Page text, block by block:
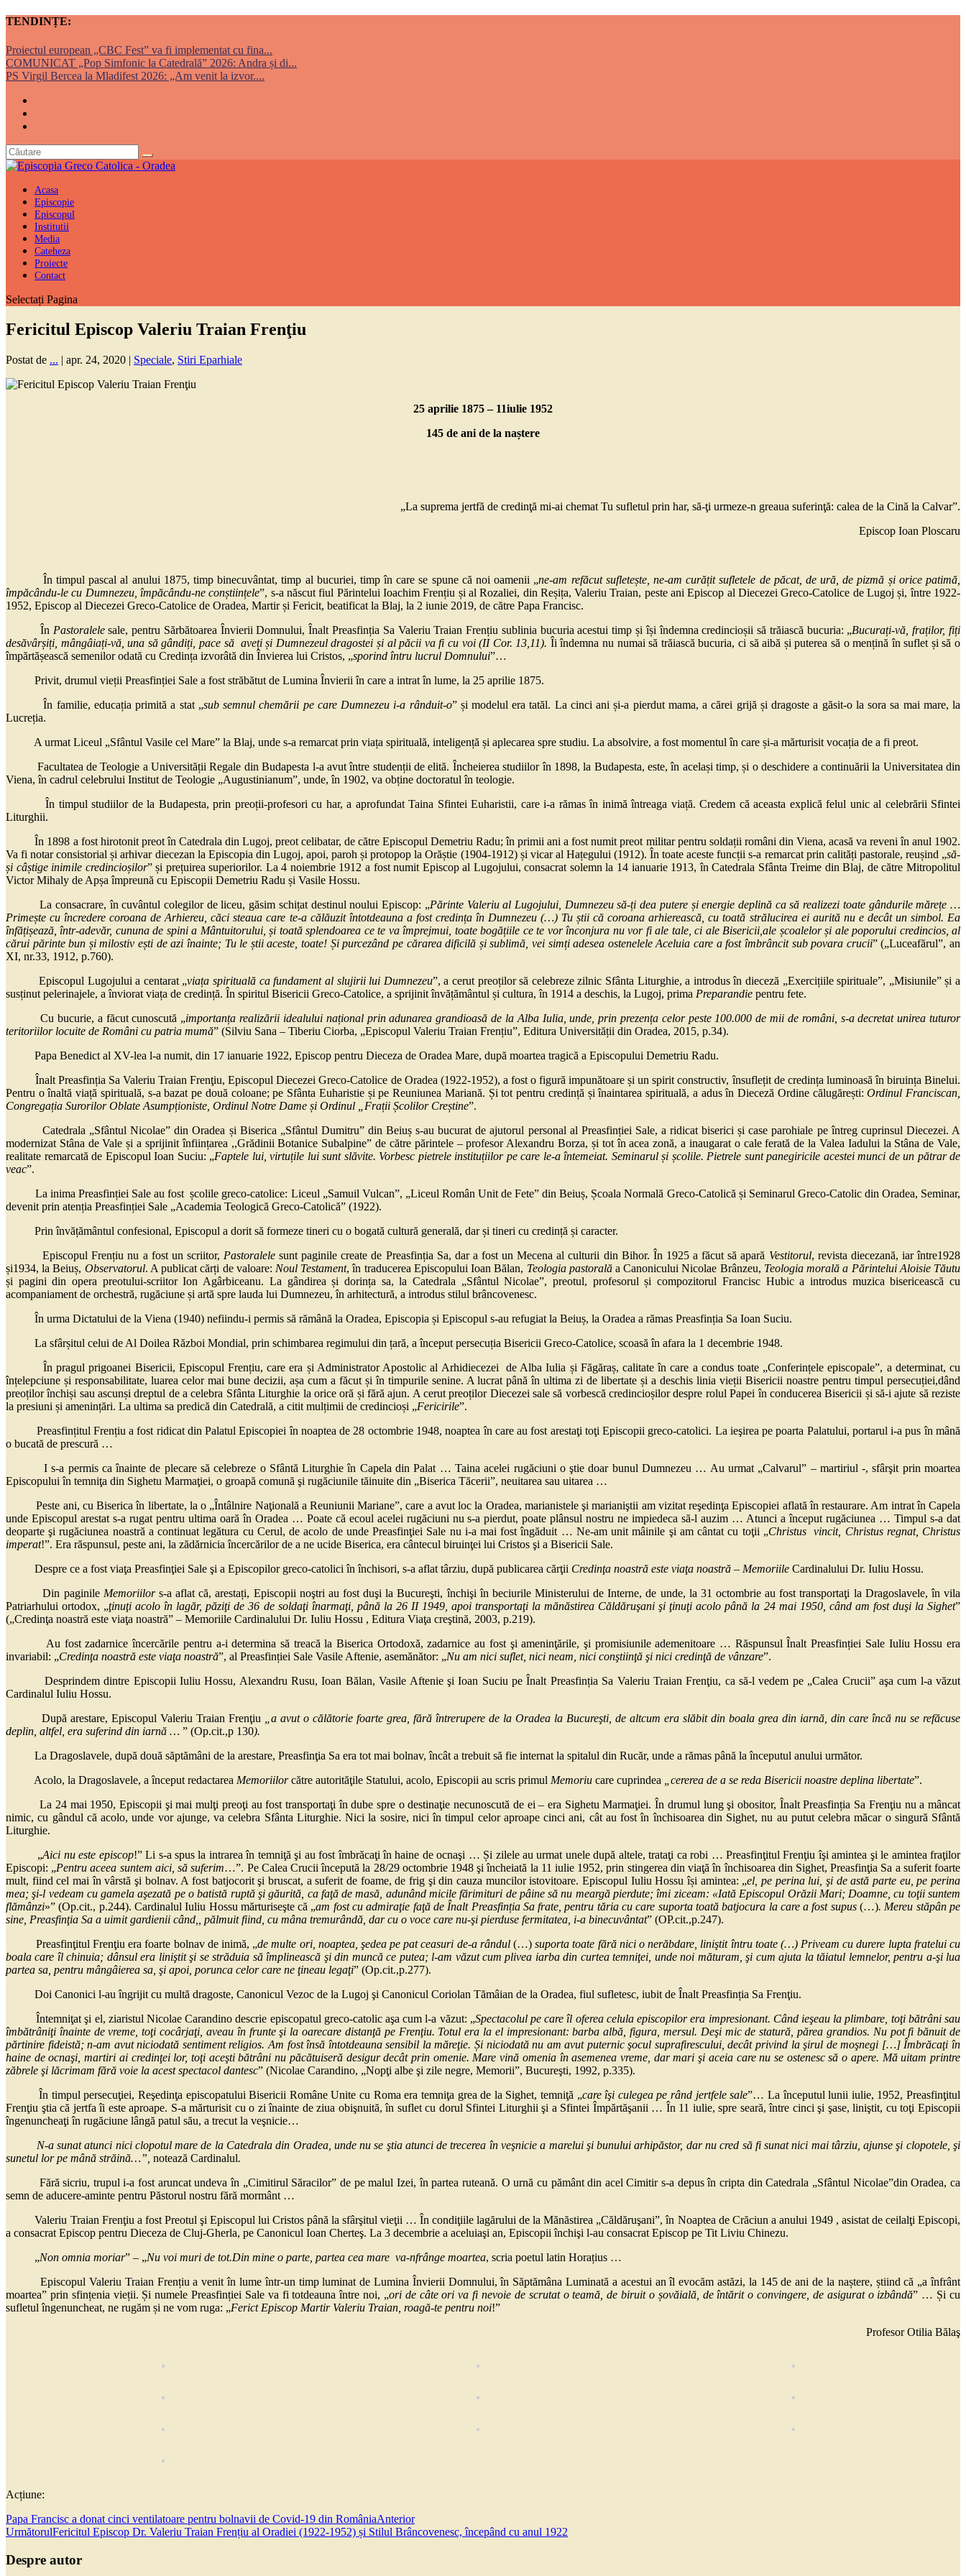
TENDINȚE:
Proiectul european „CBC Fest” va fi implementat cu fina...
COMUNICAT „Pop Simfonic la Catedrală” 2026: Andra și di...
PS Virgil Bercea la Mladifest 2026: „Am venit la izvor....
Acasa
Episcopie
Episcopul
Institutii
Media
Cateheza
Proiecte
Contact
Selectați Pagina
Fericitul Episcop Valeriu Traian Frenţiu
Postat de ... | apr. 24, 2020 | Speciale, Stiri Eparhiale
25 aprilie 1875 – 11iulie 1952
145 de ani de la naștere
„La suprema jertfă de credinţă mi-ai chemat Tu sufletul prin har, să-ţi urmeze-n greaua suferinţă: calea de la Cină la Calvar”.
Episcop Ioan Ploscaru
În timpul pascal al anului 1875, timp binecuvântat, timp al bucuriei, timp în care se spune că noi oamenii „ne-am refăcut sufletește, ne-am curățit sufletele de păcat, de ură, de pizmă și orice patimă,
împăcându-le cu Dumnezeu, împăcându-ne conștiințele”, s-a născut fiul Părintelui Ioachim Frențiu și al Rozaliei, din Reșița, Valeriu Traian, peste ani Episcop al Diecezei Greco-Catolice de Lugoj și, între 1922-
1952, Episcop al Diecezei Greco-Catolice de Oradea, Martir și Fericit, beatificat la Blaj, la 2 iunie 2019, de către Papa Francisc.
În Pastoralelesale, pentru Sărbătoarea Învierii Domnului, Înalt Preasfinția Sa Valeriu Traian Frențiu sublinia bucuria acestui timp și își îndemna credincioșii să trăiască bucuria: „Bucurați-vă, fraților, fiți
desăvârșiți, mângâiați-vă, una să gândiți, pace să aveți și Dumnezeul dragostei și al păcii va fi cu voi (II Cor. 13,11). Îi îndemna nu numai să trăiască bucuria, ci să aibă și puterea să o mențină în suflet și să o
împărtășească semenilor odată cu Credința izvorâtă din Învierea lui Cristos, „sporind întru lucrul Domnului”…
Privit, drumul vieții Preasfinției Sale a fost străbătut de Lumina Învierii în care a intrat în lume, la 25 aprilie 1875.
În familie, educația primită a stat „sub semnul chemării pe care Dumnezeu i-a rânduit-o” și modelul era tatăl. La cinci ani și-a pierdut mama, a cărei grijă și dragoste a găsit-o la sora sa mai mare, la
Lucreția.
A urmat Liceul „Sfântul Vasile cel Mare” la Blaj, unde s-a remarcat prin viața spirituală, inteligență și aplecarea spre studiu. La absolvire, a fost momentul în care și-a mărturisit vocația de a fi preot.
Facultatea de Teologie a Universității Regale din Budapesta l-a avut între studenții de elită. Încheierea studiilor în 1898, la Budapesta, este, în același timp, și o deschidere a continuării la Universitatea din
Viena, în cadrul celebrului Institut de Teologie „Augustinianum”, unde, în 1902, va obține doctoratul în teologie.
În timpul studiilor de la Budapesta, prin preoții-profesori cu har, a aprofundat Taina Sfintei Euharistii, care i-a rămas în inimă întreaga viață. Credem că aceasta explică felul unic al celebrării Sfintei
Liturghii.
În 1898 a fost hirotonit preot în Catedrala din Lugoj, preot celibatar, de către Episcopul Demetriu Radu; în primii ani a fost numit preot militar pentru soldații români din Viena, acasă va reveni în anul 1902.
Va fi notar consistorial și arhivar diecezan la Episcopia din Lugoj, apoi, paroh și protopop la Orăștie (1904-1912) și vicar al Hațegului (1912). În toate aceste funcții s-a remarcat prin calități pastorale, reușind „să-
și câștige inimile credincioșilor” și prețuirea superiorilor. La 4 noiembrie 1912 a fost numit Episcop al Lugojului, consacrat solemn la 14 ianuarie 1913, în Catedrala Sfânta Treime din Blaj, de către Mitropolitul
Victor Mihaly de Apșa împreună cu Episcopii Demetriu Radu și Vasile Hossu.
La consacrare, în cuvântul colegilor de liceu, găsim schițat destinul noului Episcop: „Părinte Valeriu al Lugojului, Dumnezeu să-ți dea putere și energie deplină ca să realizezi toate gândurile mărețe …
Primește cu încredere coroana de Arhiereu, căci steaua care te-a călăuzit întotdeauna a fost credința în Dumnezeu (…) Tu știi că coroana arhierească, cu toată strălucirea ei aurită nu e decât un simbol. Ea
înfățișează, într-adevăr, cununa de spini a Mântuitorului, și toată splendoarea ce te va împrejmui, toate bogățiile ce te vor înconjura nu vor fi ale tale, ci ale Bisericii,ale școalelor și ale poporului credincios, al
cărui părinte bun și milostiv ești de azi înainte; Tu le știi aceste, toate! Și purcezând pe cărarea dificilă și sublimă, vei simți adesea ostenelele Aceluia care a fost îmbrâncit sub povara crucii” („Luceafărul”, an
XI, nr.33, 1912, p.760).
Episcopul Lugojului a centarat „viața spirituală ca fundament al slujirii lui Dumnezeu”, a cerut preoților să celebreze zilnic Sfânta Liturghie, a introdus în dieceză „Exercițiile spirituale”, „Misiunile” și a
susținut pelerinajele, a înviorat viața de credință. În spiritul Bisericii Greco-Catolice, a sprijinit învățământul și cultura, în 1914 a deschis, la Lugoj, prima Preparandie pentru fete.
Cu bucurie, a făcut cunoscută „importanța realizării idealului național prin adunarea grandioasă de la Alba Iulia, unde, prin prezența celor peste 100.000 de mii de români, s-a decretat unirea tuturor
teritoriilor locuite de Români cu patria mumă” (Silviu Sana – Tiberiu Ciorba, „Episcopul Valeriu Traian Frențiu”, Editura Universității din Oradea, 2015, p.34).
Papa Benedict al XV-lea l-a numit, din 17 ianuarie 1922, Episcop pentru Dieceza de Oradea Mare, după moartea tragică a Episcopului Demetriu Radu.
Înalt Preasfinția Sa Valeriu Traian Frenţiu, Episcopul Diecezei Greco-Catolice de Oradea (1922-1952), a fost o figură impunătoare și un spirit constructiv, însuflețit de credința luminoasă în biruința Binelui.
Pentru o înaltă viață spirituală, s-a bazat pe două coloane; pe Sfânta Euharistie și pe Reuniunea Mariană. Și tot pentru credință și înaintarea spirituală, a adus în Dieceză Ordine călugărești:Ordinul Franciscan,
Congregația Surorilor Oblate Asumpționiste, Ordinul Notre Dame și Ordinul „Frații Școlilor Creștine”.
Catedrala „Sfântul Nicolae” din Oradea și Biserica „Sfântul Dumitru” din Beiuș s-au bucurat de ajutorul personal al Preasfinției Sale, a ridicat biserici și case parohiale pe întreg cuprinsul Diecezei. A
modernizat Stâna de Vale și a sprijinit înființarea ,,Grădinii Botanice Subalpine” de către părintele – profesor Alexandru Borza, și tot în acea zonă, a inaugarat o cale ferată de la Valea Iadului la Stâna de Vale,
realitate remarcată de Episcopul Ioan Suciu: „Faptele lui, virtuțile lui sunt slăvite. Vorbesc pietrele instituțiilor pe care le-a întemeiat. Seminarul și școlile. Pietrele sunt panegiricile acestei munci de un pătrar de
veac”.
La inima Preasfinției Sale au fost școlile greco-catolice: Liceul „Samuil Vulcan”, „Liceul Român Unit de Fete” din Beiuș, Școala Normală Greco-Catolică și Seminarul Greco-Catolic din Oradea, Seminar,
devenit prin atenția Preasfinției Sale „Academia Teologică Greco-Catolică” (1922).
Prin învățământul confesional, Episcopul a dorit să formeze tineri cu o bogată cultură generală, dar și tineri cu credință și caracter.
Episcopul Frențiu nu a fost un scriitor, Pastoralelesunt paginile create de Preasfinția Sa, dar a fost un Mecena al culturii din Bihor. În 1925 a făcut să apară Vestitorul, revista diecezană, iar între1928
și1934, la Beiuș, Observatorul. A publicat cărți de valoare: Noul Testament, în traducerea Episcopului Ioan Bălan, Teologia pastoralăa Canonicului Nicolae Brânzeu, Teologia morală a Părintelui Aloisie Tăutu
și pagini din opera preotului-scriitor Ion Agârbiceanu. La gândirea și dorința sa, la Catedrala „Sfântul Nicolae”, preotul, profesorul și compozitorul Francisc Hubic a introdus muzica bisericească cu
acompaniament de orchestră, rugăciune și artă spre lauda lui Dumnezeu, în arhitectură, a introdus stilul brâncovenesc.
În urma Dictatului de la Viena (1940) nefiindu-i permis să rămână la Oradea, Episcopia și Episcopul s-au refugiat la Beiuș, la Oradea a rămas Preasfinția Sa Ioan Suciu.
La sfârșitul celui de Al Doilea Război Mondial, prin schimbarea regimului din țară, a început persecuția Bisericii Greco-Catolice, scoasă în afara la 1 decembrie 1948.
În pragul prigoanei Bisericii, Episcopul Frențiu, care era și Administrator Apostolic al Arhidiecezei de Alba Iulia și Făgăraș, calitate în care a condus toate „Conferințele episcopale”, a determinat, cu
înțelepciune și responsabilitate, luarea celor mai bune decizii, așa cum a făcut și în timpurile senine. A lucrat până în ultima zi de libertate și a deschis linia vieții Bisericii noastre pentru timpul persecuției,dând
preoților închiși sau ascunși dreptul de a celebra Sfânta Liturghie la orice oră și fără ajun. A cerut preoților Diecezei sale să vorbescă credincioșilor despre rolul Papei în conducerea Bisericii și să-i ajute să reziste
la presiuni și amenințări. La ultima sa predică din Catedrală, a citit mulțimii de credincioși „Fericirile”.
Preasfințitul Frențiu a fost ridicat din Palatul Episcopiei în noaptea de 28 octombrie 1948, noaptea în care au fost arestaţi toţi Episcopii greco-catolici. La ieşirea pe poarta Palatului, portarul i-a pus în mână
o bucată de prescură …
I s-a permis ca înainte de plecare să celebreze o Sfântă Liturghie în Capela din Palat … Taina acelei rugăciuni o ştie doar bunul Dumnezeu … Au urmat „Calvarul” – martiriul -, sfârşit prin moartea
Episcopului în temniţa din Sighetu Marmaţiei, o groapă comună şi rugăciunile tăinuite din „Biserica Tăcerii”, neuitarea sau uitarea …
Peste ani, cu Biserica în libertate, la o „Întâlnire Naţională a Reuniunii Mariane”, care a avut loc la Oradea, marianistele şi marianiştii am vizitat reşedinţa Episcopiei aflată în restaurare. Am intrat în Capela
unde Episcopul arestat s-a rugat pentru ultima oară în Oradea … Poate că ecoul acelei rugăciuni nu s-a pierdut, poate plânsul nostru ne impiedeca să-l auzim … Atunci a început rugăciunea … Timpul s-a dat
deoparte şi rugăciunea noastră a continuat legătura cu Cerul, de acolo de unde Preasfinţiei Sale nu i-a mai fost îngăduit … Ne-am unit mâinile şi am cântat cu toţii „Christus vincit, Christus regnat, Christus
imperat!”. Era răspunsul, peste ani, la zădărnicia încercărilor de a ne ucide Biserica, era cântecul biruinţei lui Cristos şi a Bisericii Sale.
Despre ce a fost viaţa Preasfinţiei Sale şi a Episcopilor greco-catolici în închisori, s-a aflat târziu, după publicarea cărţii Credinţa noastră este viaţa noastră – Memoriile Cardinalului Dr. Iuliu Hossu.
Din paginile Memoriilor s-a aflat că, arestați, Episcopii noştri au fost duşi la Bucureşti, închişi în beciurile Ministerului de Interne, de unde, la 31 octombrie au fost transportaţi la Dragoslavele, în vila
Patriarhului ortodox, „ţinuţi acolo în lagăr, păziţi de 36 de soldaţi înarmaţi, până la 26 II 1949, apoi transportaţi la mănăstirea Căldăruşani şi ţinuţi acolo până la 24 mai 1950, când am fost duşi la Sighet”
(„Credinţa noastră este viaţa noastră” – Memoriile Cardinalului Dr. Iuliu Hossu , Editura Viaţa creştină, 2003, p.219).
Au fost zadarnice încercările pentru a-i determina să treacă la Biserica Ortodoxă, zadarnice au fost şi ameninţările, şi promisiunile ademenitoare … Răspunsul Înalt Preasfinției Sale Iuliu Hossu era
invariabil: „Credinţa noastră este viaţa noastră”, al Preasfinției Sale Vasile Aftenie, asemănător: „Nu am nici suflet, nici neam, nici conştiinţă şi nici credinţă de vânzare”.
Desprindem dintre Episcopii Iuliu Hossu, Alexandru Rusu, Ioan Bălan, Vasile Aftenie şi Ioan Suciu pe Înalt Preasfinția Sa Valeriu Traian Frenţiu, ca să-l vedem pe „Calea Crucii” aşa cum l-a văzut
Cardinalul Iuliu Hossu.
După arestare, Episcopul Valeriu Traian Frenţiu „a avut o călătorie foarte grea, fără întrerupere de la Oradea la Bucureşti, de altcum era slăbit din boala grea din iarnă, din care încă nu se refăcuse
deplin, altfel, era suferind din iarnă … ” (Op.cit.,p 130).
La Dragoslavele, după două săptămâni de la arestare, Preasfinţia Sa era tot mai bolnav, încât a trebuit să fie internat la spitalul din Rucăr, unde a rămas până la începutul anului următor.
Acolo, la Dragoslavele, a început redactarea Memoriilorcătre autorităţile Statului, acolo, Episcopii au scris primul Memoriu care cuprindea „cererea de a se reda Bisericii noastre deplina libertate”.
La 24 mai 1950, Episcopii şi mai mulţi preoţi au fost transportaţi în dube spre o destinaţie necunoscută de ei – era Sighetu Marmaţiei. În drumul lung şi obositor, Înalt Preasfinția Sa Frenţiu nu a mâncat
nimic, cu gândul că acolo, unde vor ajunge, va celebra Sfânta Liturghie. Nici la sosire, nici în timpul celor aproape cinci ani, cât au fost în închisoarea din Sighet, nu au putut celebra măcar o singură Sfântă
Liturghie.
„Aici nu este episcop!” Li s-a spus la intrarea în temniţă şi au fost îmbrăcaţi în haine de ocnaşi … Și zilele au urmat unele după altele, trataţi ca robi … Preasfinţitul Frenţiu îşi amintea şi le amintea fraţilor
Episcopi: „Pentru aceea suntem aici, să suferim…”. Pe Calea Crucii începută la 28/29 octombrie 1948 şi încheiată la 11 iulie 1952, prin stingerea din viaţă în închisoarea din Sighet, Preasfinţia Sa a suferit foarte
mult, fiind cel mai în vârstă şi bolnav. A fost batjocorit şi bruscat, a suferit de foame, de frig şi din cauza muncilor istovitoare. Episcopul Iuliu Hossu își amintea: „el, pe perina lui, şi de astă parte eu, pe perina
mea; şi-l vedeam cu gamela aşezată pe o batistă ruptă şi găurită, ca faţă de masă, adunând micile fărimituri de pâine să nu meargă pierdute; îmi ziceam: «Iată Episcopul Orăzii Mari; Doamne, cu toţii suntem
flămânzi»” (Op.cit., p.244). Cardinalul Iuliu Hossu mărturiseşte că „am fost cu admiraţie faţă de Înalt Preasfinția Sa frate, pentru tăria cu care suporta toată batjocura la care a fost supus(…). Mereu stăpân pe
sine, Preasfinţia Sa a uimit gardienii când,, pălmuit fiind, cu mâna tremurândă, dar cu o voce care nu-şi pierduse fermitatea, i-a binecuvântat” (OP.cit.,p.247).
Preasfinţitul Frenţiu era foarte bolnav de inimă, „de multe ori, noaptea, şedea pe pat ceasuri de-a rândul(…)suporta toate fără nici o nerăbdare, liniştit întru toate (…) Priveam cu durere lupta fratelui cu
boala care îl chinuia; dânsul era liniştit şi se străduia să împlinească şi din muncă ce putea; l-am văzut cum plivea iarba din curtea temniţei, unde noi măturam, şi cum ajuta la tăiatul lemnelor, pentru a-şi lua
partea sa, pentru mângâierea sa, şi apoi, porunca celor care ne ţineau legaţi” (Op.cit.,p.277).
Doi Canonici l-au îngrijit cu multă dragoste, Canonicul Vezoc de la Lugoj şi Canonicul Coriolan Tămâian de la Oradea, fiul sufletesc, iubit de Înalt Preasfinția Sa Frenţiu.
Întemniţat şi el, ziaristul Nicolae Carandino descrie episcopatul greco-catolic aşa cum l-a văzut: „Spectacolul pe care îl oferea celula episcopilor era impresionant. Când ieşeau la plimbare, toţi bătrâni sau
îmbătrâniţi înainte de vreme, toţi cocârjaţi, aveau în frunte şi la oarecare distanţă pe Frenţiu. Totul era la el impresionant: barba albă, figura, mersul. Deşi mic de statură, părea grandios. Nu pot fi bănuit de
părtinire fideistă; n-am avut niciodată sentiment religios. Am fost însă întotdeauna sensibil la măreţie. Și niciodată nu am avut puternic şocul suprafirescului, decât privind la şirul de moşnegi […] Îmbrăcaţi în
haine de ocnaşi, martiri ai credinţei lor, toţi aceşti bătrâni nu păcătuiseră desigur decât prin omenie. Mare vină omenia în asemenea vreme, dar mari şi aceia care nu se ostenesc să o apere. Mă uitam printre
zăbrele şi lăcrimam fără voie la acest spectacol dantesc” (Nicolae Carandino, „Nopţi albe şi zile negre, Memorii”, Bucureşti, 1992, p.335).
În timpul persecuţiei, Reşedinţa episcopatului Bisericii Române Unite cu Roma era temniţa grea de la Sighet, temniţă „care îşi culegea pe rând jertfele sale”… La începutul lunii iulie, 1952, Preasfinţitul
Frenţiu ştia că jertfa îi este aproape. S-a mărturisit cu o zi înainte de ziua obişnuită, în suflet cu dorul Sfintei Liturghii şi a Sfintei Împărtăşanii … În 11 iulie, spre seară, între cinci şi şase, liniştit, cu toţi Episcopii
îngenuncheaţi în rugăciune lângă patul său, a trecut la veşnicie…
N-a sunat atunci nici clopotul mare de la Catedrala din Oradea, unde nu se ştia atunci de trecerea în veşnicie a marelui şi bunului arhipăstor, dar nu cred să fi sunat nici mai târziu, ajunse şi clopotele, şi
sunetul lor pe mână străină…”, notează Cardinalul.
Fără sicriu, trupul i-a fost aruncat undeva în „Cimitirul Săracilor” de pe malul Izei, în partea ruteană. O urnă cu pământ din acel Cimitir s-a depus în cripta din Catedrala „Sfântul Nicolae”din Oradea, ca
semn de aducere-aminte pentru Păstorul nostru fără mormânt …
Valeriu Traian Frenţiu a fost Preotul şi Episcopul lui Cristos până la sfârşitul vieţii … În condiţiile lagărului de la Mănăstirea „Căldăruşani”, în Noaptea de Crăciun a anului 1949 , asistat de ceilalţi Episcopi,
a consacrat Episcop pentru Dieceza de Cluj-Gherla, pe Canonicul Ioan Cherteş. La 3 decembrie a aceluiaşi an, Episcopii închişi l-au consacrat Episcop pe Tit Liviu Chinezu.
„Non omnia moriar” – „Nu voi muri de tot.Din mine o parte, partea cea mare va-nfrânge moartea, scria poetul latin Horațius …
Episcopul Valeriu Traian Frențiu a venit în lume într-un timp luminat de Lumina Învierii Domnului, în Săptămâna Luminată a acestui an îl evocăm astăzi, la 145 de ani de la naștere, știind că „a înfrânt
moartea” prin sfințenia vieții. Și numele Preasfinției Sale va fi totdeauna între noi, „ori de câte ori va fi nevoie de scrutat o teamă, de biruit o șovăială, de întărit o convingere, de asigurat o izbândă” … Și cu
sufletul îngenuncheat, ne rugăm și ne vom ruga: „Ferict Episcop Martir Valeriu Traian, roagă-te pentru noi!”
Profesor Otilia Bălaş
Acțiune:
Papa Francisc a donat cinci ventilatoare pentru bolnavii de Covid-19 din RomâniaAnterior
UrmătorulFericitul Episcop Dr. Valeriu Traian Frențiu al Oradiei (1922-1952) și Stilul Brâncovenesc, începând cu anul 1922
Despre autor